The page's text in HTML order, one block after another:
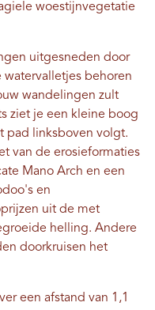
woestijnvegetatie
uitgesneden door
behoren
wandelingen zult
ziet je een kleine boog
pad linksboven volgt.
van de erosieformaties
Mano Arch en een
en
uit de met
helling. Andere
doorkruisen het
een afstand van 1,1